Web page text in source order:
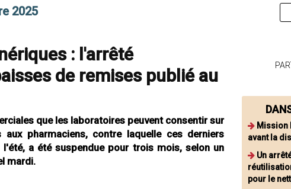
2025
: l'arrêté
de remises publié au
que les laboratoires peuvent consentir sur
aux pharmaciens, contre laquelle ces derniers
a été suspendue pour trois mois, selon un
mardi.
Mission
avant la
Un
pour le